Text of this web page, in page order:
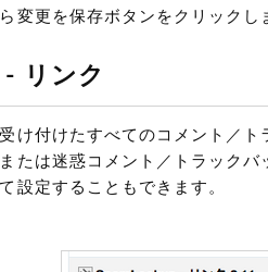
変更を保存ボタンをクリックし
リンク
け付けたすべてのコメント／
たは迷惑コメント／トラック
設定することもできます。